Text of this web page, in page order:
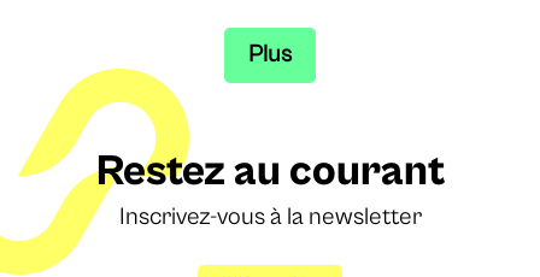
Plus
Restez au courant
Inscrivez-vous à la newsletter